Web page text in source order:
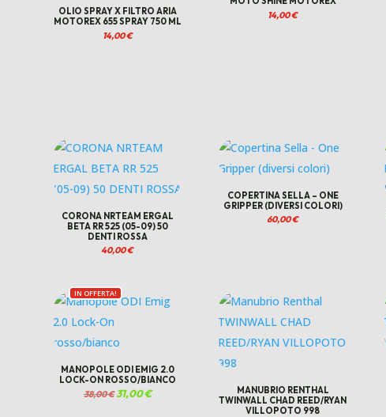
OLIO SPRAY X FILTRO ARIA
MOTOREX 655 SPRAY 750 ML
14,00€
14,00€
CORONA NRTEAM ERGAL
BETA RR 525 (05-09) 50
DENTI ROSSA
40,00€
COPERTINA SELLA – ONE
GRIPPER (DIVERSI COLORI)
60,00€
IN OFFERTA!
MANOPOLE ODI EMIG 2.0
LOCK-ON ROSSO/BIANCO
38,00€Il
prezzo
31,00€Il
prezzo
MANUBRIO RENTHAL
TWINWALL CHAD REED/RYAN
VILLOPOTO 998